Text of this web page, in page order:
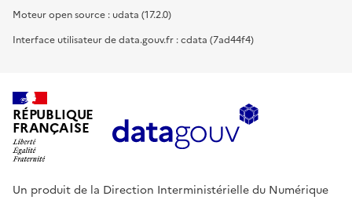
Moteur open source : udata (17.2.0)
Interface utilisateur de data.gouv.fr : cdata (7ad44f4)
RÉPUBLIQUE
FRANÇAISE
Un produit de la Direction Interministérielle du Numérique